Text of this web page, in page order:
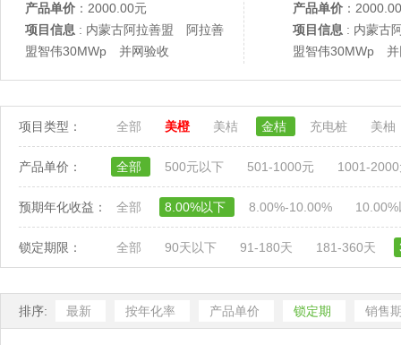
产品单价 ：2000.00元
项目信息 : 内蒙古阿拉善盟 阿拉善
盟智伟30MWp 并网验收
产品单价 ：
项目信息 : 内蒙古
盟智伟30MWp 并
项目类型： 全部 美橙 美桔 金桔 充电桩 美柚
产品单价： 全部 500元以下 501-1000元 1001-
预期年化收益： 全部 8.00%以下 8.00%-10.00%
锁定期限： 全部 90天以下 91-180天 181-360天
排序: 最新 按年化率 产品单价 锁定期 销售